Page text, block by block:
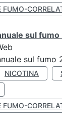
FUMO-
sul
sul fumo
NICOTINA
FUMO-